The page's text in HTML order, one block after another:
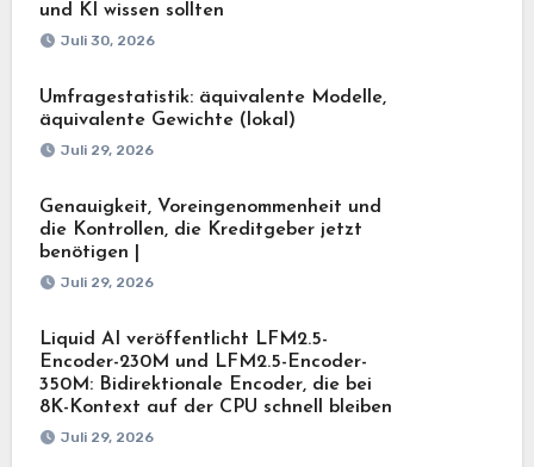
und KI wissen sollten
Juli 30, 2026
Umfragestatistik: äquivalente Modelle,
äquivalente Gewichte (lokal)
Juli 29, 2026
Genauigkeit, Voreingenommenheit und
die Kontrollen, die Kreditgeber jetzt
benötigen |
Juli 29, 2026
Liquid AI veröffentlicht LFM2.5-
Encoder-230M und LFM2.5-Encoder-
350M: Bidirektionale Encoder, die bei
8K-Kontext auf der CPU schnell bleiben
Juli 29, 2026